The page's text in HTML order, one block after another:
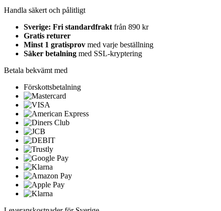
Handla säkert och pålitligt
Sverige: Fri standardfrakt från 890 kr
Gratis returer
Minst 1 gratisprov med varje beställning
Säker betalning med SSL-kryptering
Betala bekvämt med
Förskottsbetalning